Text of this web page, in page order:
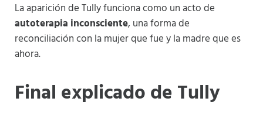
La aparición de Tully funciona como un acto de
autoterapia inconsciente, una forma de
reconciliación con la mujer que fue y la madre que es
ahora.
Final explicado de Tully